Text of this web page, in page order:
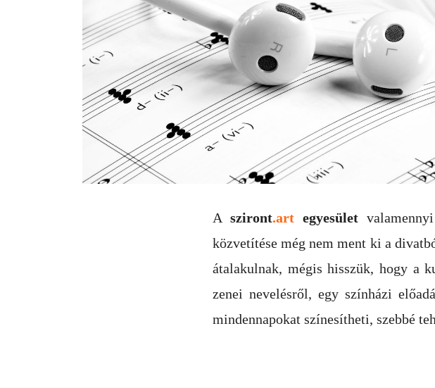
A sziront.artegyesület
közvetítése még nem ment ki a
átalakulnak, mégis hisszük, hogy a
zenei nevelésről, egy színházi
mindennapokat színesítheti, szebbé